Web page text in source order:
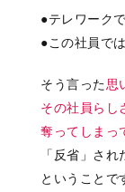
●テレワーク
●この社員で
そう言った思
その社員らし
奪ってしまっ
「反省」され
ということで